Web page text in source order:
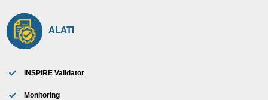
ALATI
INSPIRE Validator
Monitoring